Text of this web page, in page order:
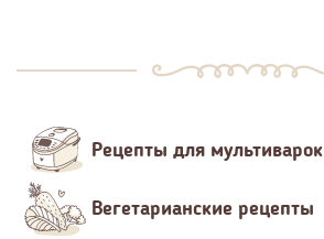
Рецепты для мультиварок
Вегетарианские рецепты